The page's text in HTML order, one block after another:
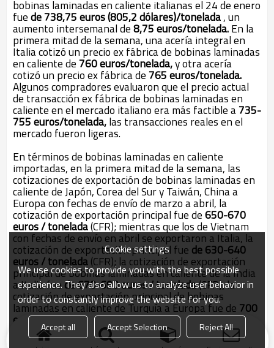
bobinas laminadas en caliente italianas el 24 de enero
fuede 738,75 euros (805,2 dólares)/tonelada, un
aumento intersemanal de8,75 euros/tonelada.En la
primera mitad de la semana, una acería integral en
Italia cotizó un precio ex fábrica de bobinas laminadas
en caliente de 760 euros/tonelada,y otra acería
cotizó un precio ex fábrica de 765 euros/tonelada.
Algunos compradores evaluaron que el precio actual
de transacción ex fábrica de bobinas laminadas en
caliente en el mercado italiano era más factible a735-
755 euros/tonelada,las transacciones reales en el
mercado fueron ligeras.
En términos de bobinas laminadas en caliente
importadas, en la primera mitad de la semana, las
cotizaciones de exportación de bobinas laminadas en
caliente de Japón, Corea del Sur y Taiwán, China a
Europa con fechas de envío de marzo a abril, la
cotización de exportación principal fue de650-670
euros / tonelada(CFR); mientras que los de Vietnam
con fechas de envío en abril se exportaron a Italia, la
cotización de exportación principal fue de 630-640
euros / tonelada(CFR); la cotización de exportación
principal de bobinas laminadas en caliente de la India
a Italia fuede 670-690 euros / tonelada(CFR); la
cotización de exportación principal de bobinas
laminadas en caliente de Turquía a Europa fue de 700
euros / tonelada (CFR), incluidoslos derechos
antidumping.
Cookie settings
We use cookies to provide you with the best possible
experience. They also allow us to analyze user behavior in
order to constantly improve the website for you.
Accept all Accept Selection
Reject All